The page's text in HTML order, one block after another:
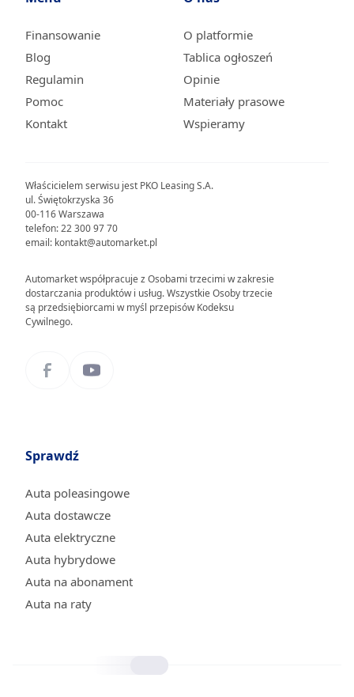
Właścicielem serwisu jest PKO Leasing S.A.
ul. Świętokrzyska 36
00-116 Warszawa
telefon: 22 300 97 70
email: kontakt@automarket.pl
Automarket współpracuje z Osobami trzecimi w zakresie
dostarczania produktów i usług. Wszystkie Osoby trzecie
są przedsiębiorcami w myśl przepisów Kodeksu
Cywilnego.
Finansowanie
Blog
Regulamin
Pomoc
Kontakt
O platformie
Tablica ogłoszeń
Opinie
Materiały prasowe
Wspieramy
Sprawdź
Auta poleasingowe
Auta dostawcze
Auta elektryczne
Auta hybrydowe
Auta na abonament
Auta na raty